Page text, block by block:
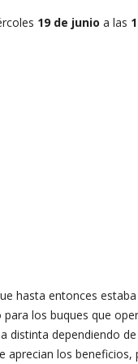
19 de junio a las
hasta entonces
los buques que
distinta dependiendo
aprecian los